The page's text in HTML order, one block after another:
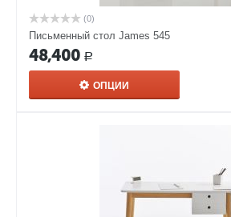
(0)
Письменный стол James 545
48,400 Р
ОПЦИИ